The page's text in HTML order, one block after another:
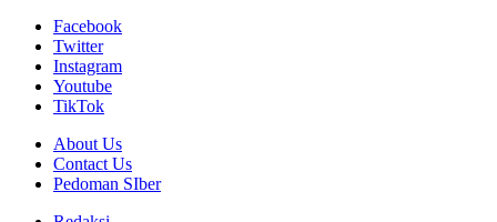
Facebook
Twitter
Instagram
Youtube
TikTok
About Us
Contact Us
Pedoman SIber